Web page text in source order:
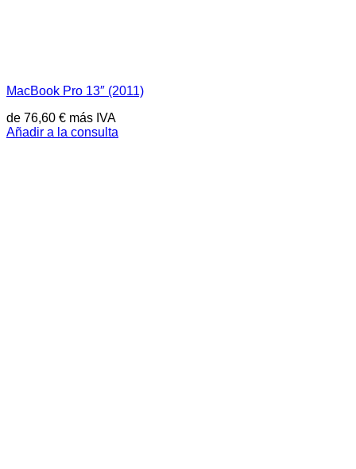
MacBook Pro 13″ (2011)
de 76,60 € más IVA
Añadir a la consulta